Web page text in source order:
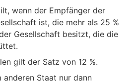
wenn der Empfänger der
ist, die mehr als 25 %
Gesellschaft besitzt, die die
gilt der Satz von 12 %.
anderen Staat nur dann